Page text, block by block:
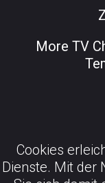
More TV
Cookies
Dienste. Mit der